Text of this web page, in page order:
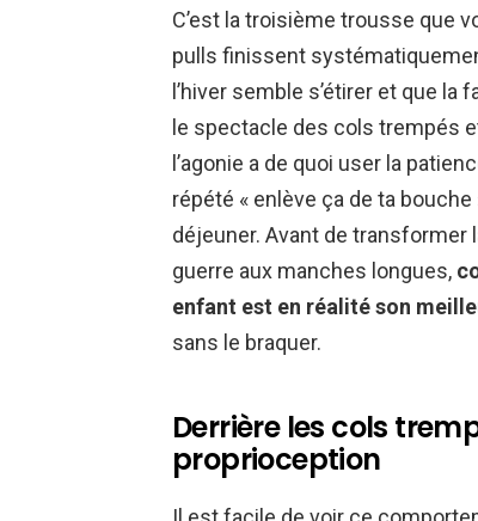
C’est la troisième trousse que
pulls finissent
l’hiver semble s’étirer et que
le spectacle des cols trempés
l’agonie a de quoi user la
répété « enlève ça de ta
déjeuner. Avant de transformer
guerre aux manches longues,
enfant est en réalité son
sans le braquer.
Derrière les cols
proprioception